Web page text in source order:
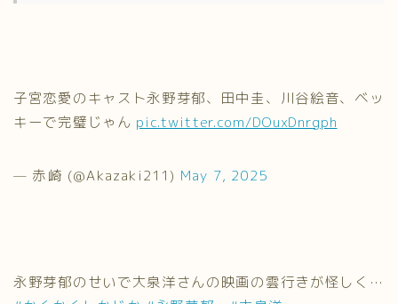
子宮恋愛のキャスト永野芽郁、田中圭、川谷絵音、ベッ
キーで完璧じゃん pic.twitter.com/DOuxDnrgph
— 赤崎 (@Akazaki211) May 7, 2025
永野芽郁のせいで大泉洋さんの映画の雲行きが怪しく…